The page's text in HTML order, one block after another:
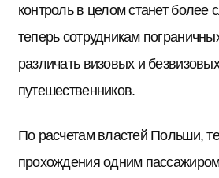
контроль в целом станет более
теперь сотрудникам
различать визовых и безвизовых
путешественников.
По расчетам властей Польши,
прохождения одним